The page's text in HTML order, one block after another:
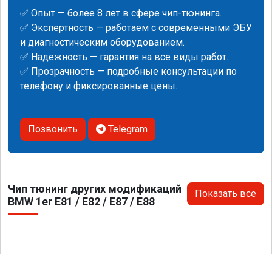
✅ Опыт — более 8 лет в сфере чип-тюнинга.
✅ Экспертность — работаем с современными ЭБУ
и диагностическим оборудованием.
✅ Надежность — гарантия на все виды работ.
✅ Прозрачность — подробные консультации по
телефону и фиксированные цены.
Позвонить Telegram
Чип тюнинг других модификаций
BMW 1er E81 / E82 / E87 / E88
Показать все